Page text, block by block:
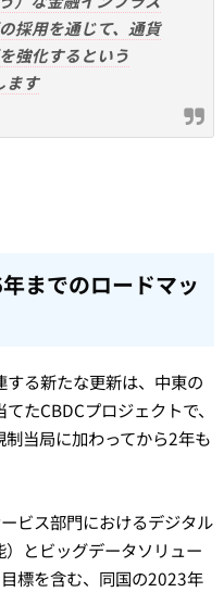
採用を通じて、通貨
強化するという
ます
までのロードマッ
する新たな更新は、中東の
たCBDCプロジェクトで、
当局に加わってから2年も
ビス部門におけるデジタル
とビッグデータソリュー
標を含む、同国の2023年